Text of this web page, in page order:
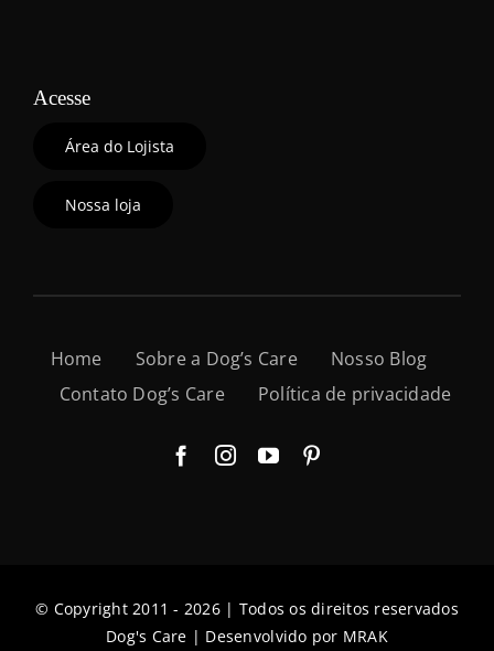
Acesse
Área do Lojista
Nossa loja
Home Sobre a Dog’s Care
Nosso Blog
Contato Dog’s Care
Política de privacidade
© Copyright 2011 - 2026 | Todos os direitos reservados
Dog's Care | Desenvolvido por MRAK